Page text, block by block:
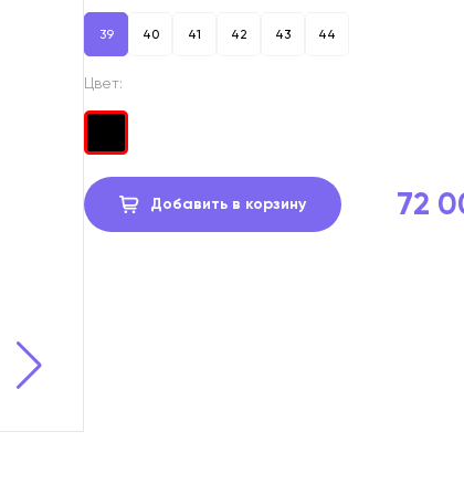
39 40 41 42 43 44
Цвет:
Добавить в корзину 72